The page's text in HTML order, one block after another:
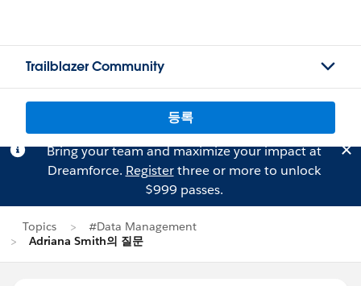
Trailblazer Community
등록
Bring your team and maximize your impact at
Dreamforce. Registerthree or more to unlock
$999 passes.
Topics
#Data Management
Adriana Smith의 질문